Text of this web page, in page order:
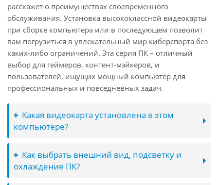
расскажет о преимуществах своевременного
обслуживания. Установка высококлассной видеокарты
при сборке компьютера или в последующем позволит
вам погрузиться в увлекательный мир киберспорта без
каких-либо ограничений. Эта серия ПК – отличный
выбор для геймеров, контент-мэйкеров, и
пользователей, ищущих мощный компьютер для
профессиональных и повседневных задач.
Какая видеокарта установлена в этом
компьютере?
Как выбрать внешний вид, подсветку и
охлаждение ПК?